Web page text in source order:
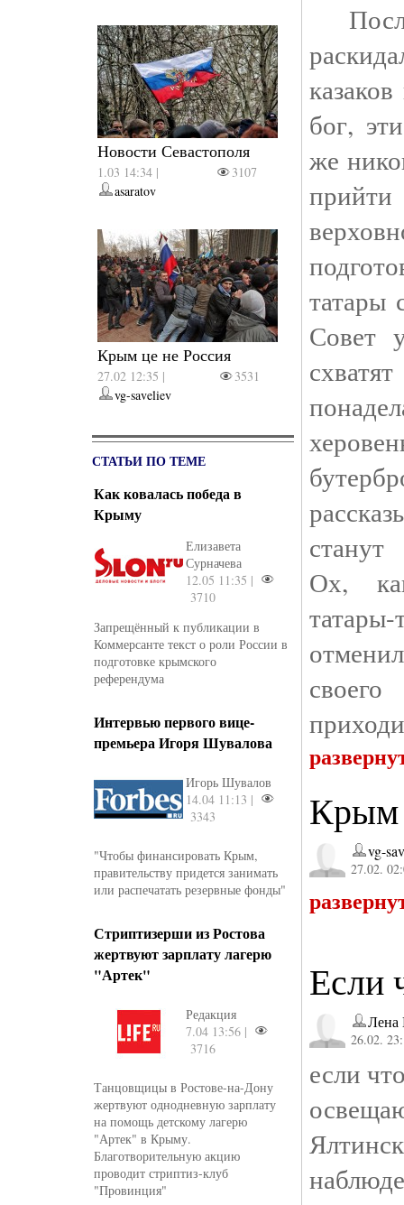
Новости Севастополя
1.03 14:34 |
3107
asaratov
Крым це не Россия
27.02 12:35 |
3531
vg-saveliev
СТАТЬИ ПО ТЕМЕ
Как ковалась победа в
Крыму
Елизавета
Сурначева
12.05 11:35 |
3710
Запрещённый к публикации в
Коммерсанте текст о роли России в
подготовке крымского
референдума
Интервью первого вице-
премьера Игоря Шувалова
Игорь Шувалов
14.04 11:13 |
3343
"Чтобы финансировать Крым,
правительству придется занимать
или распечатать резервные фонды"
Стриптизерши из Ростова
жертвуют зарплату лагерю
"Артек"
Редакция
7.04 13:56 |
3716
Танцовщицы в Ростове-на-Дону
жертвуют однодневную зарплату
на помощь детскому лагерю
"Артек" в Крыму.
Благотворительную акцию
проводит стриптиз-клуб
"Провинция"
бог,
же
татары
Совет
станут
Ох,
Крым
vg-
27.02.
Если
Лена
26.02.
если